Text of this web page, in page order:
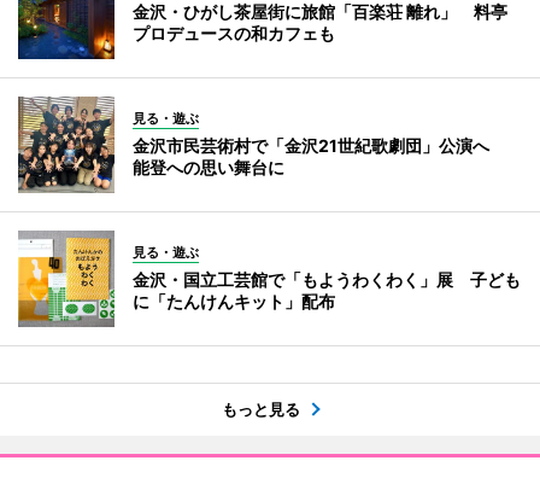
金沢・ひがし茶屋街に旅館「百楽荘 離れ」 料亭
プロデュースの和カフェも
見る・遊ぶ
金沢市民芸術村で「金沢21世紀歌劇団」公演へ
能登への思い舞台に
見る・遊ぶ
金沢・国立工芸館で「もようわくわく」展 子ども
に「たんけんキット」配布
もっと見る